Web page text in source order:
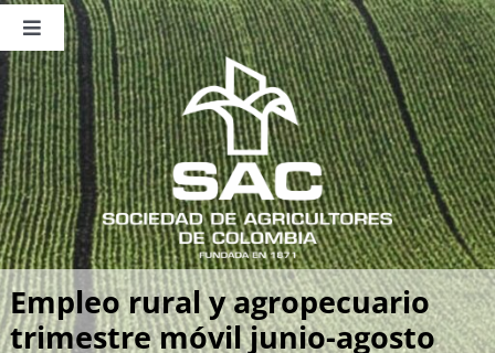
Saltar
contenido
Toggle
Navigation
Nosotros
Publicaciones
Sala de Prensa
Eventos
Empleo rural y agropecuario
trimestre móvil junio-agosto